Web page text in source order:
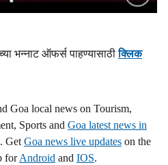
भन्नाट ऑफर्स पाहण्यासाठीक्लिक
Goa local news on Tourism,
Sports and Goa latest news in
Get Goa news live updates on the
forAndroid and IOS.